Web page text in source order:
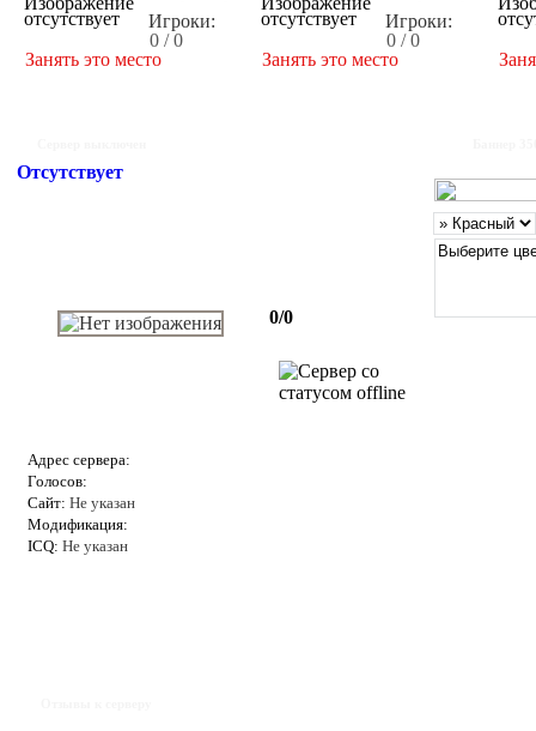
Игроки:
0 / 0
Занять это место
Игроки:
0 / 0
Занять это место
Отсутствует
0/0
Адрес сервера:
Голосов:
Сайт: Не указан
Модификация:
ICQ: Не указан